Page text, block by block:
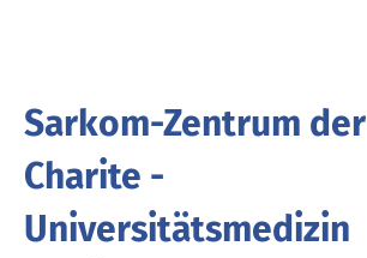
Sarkom-Zentrum der
Charite -
Universitätsmedizin